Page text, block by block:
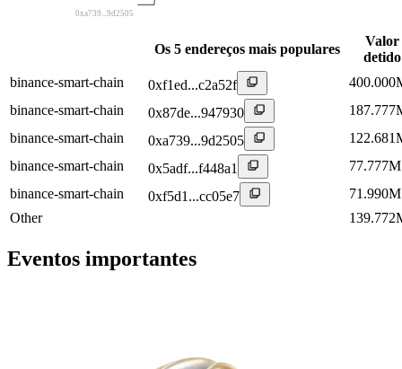
0xa739...9d2505
Os 5 endereços mais populares
Valor
detido
binance-smart-chain
0xf1ed...c2a52f
binance-smart-chain
0x87de...947930
binance-smart-chain
0xa739...9d2505
binance-smart-chain
0x5adf...f448a1
77.777M
binance-smart-chain
0xf5d1...cc05e7
71.990M
Other
Eventos importantes